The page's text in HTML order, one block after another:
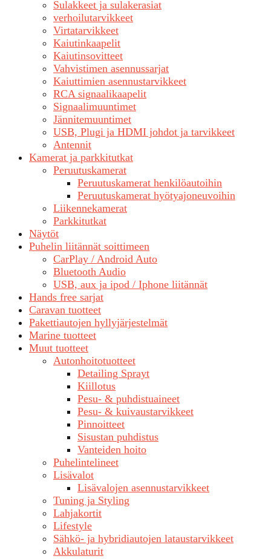
Sulakkeet ja sulakerasiat
verhoilutarvikkeet
Virtatarvikkeet
Kaiutinkaapelit
Kaiutinsovitteet
Vahvistimen asennussarjat
Kaiuttimien asennustarvikkeet
RCA signaalikaapelit
Signaalimuuntimet
Jännitemuuntimet
USB, Plugi ja HDMI johdot ja tarvikkeet
Antennit
Kamerat ja parkkitutkat
Peruutuskamerat
Peruutuskamerat henkilöautoihin
Peruutuskamerat hyötyajoneuvoihin
Liikennekamerat
Parkkitutkat
Näytöt
Puhelin liitännät soittimeen
CarPlay / Android Auto
Bluetooth Audio
USB, aux ja ipod / Iphone liitännät
Hands free sarjat
Caravan tuotteet
Pakettiautojen hyllyjärjestelmät
Marine tuotteet
Muut tuotteet
Autonhoitotuotteet
Detailing Sprayt
Kiillotus
Pesu- & puhdistuaineet
Pesu- & kuivaustarvikkeet
Pinnoitteet
Sisustan puhdistus
Vanteiden hoito
Puhelintelineet
Lisävalot
Lisävalojen asennustarvikkeet
Tuning ja Styling
Lahjakortit
Lifestyle
Sähkö- ja hybridiautojen lataustarvikkeet
Akkulaturit